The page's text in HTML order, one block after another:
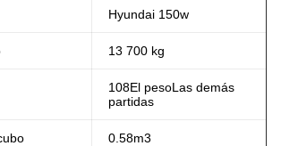
Hyundai 150w
13 700 kg
108El pesoLas demás
partidas
0.58m3